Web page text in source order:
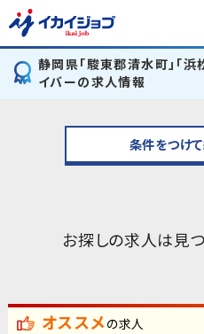
静岡県「駿東郡清水町」「浜
イバーの求人情報
条件をつけ
お探しの求人は見
オススメの求人